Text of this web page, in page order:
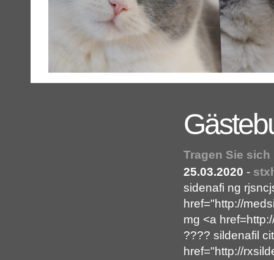
Tragen Sie
25.03.2020 -
sidenafi ng
href="http://
mg <a
???? sildenafil
href="http://